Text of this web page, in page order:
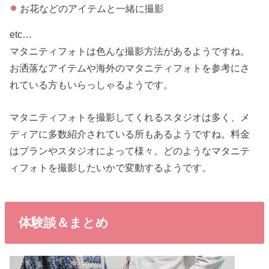
お花などのアイテムと一緒に撮影
etc…
マタニティフォトは色んな撮影方法があるようですね。
お洒落なアイテムや海外のマタニティフォトを参考にさ
れている方もいらっしゃるようです。
マタニティフォトを撮影してくれるスタジオは多く、メ
ディアに多数紹介されている所もあるようですね。料金
はプランやスタジオによって様々。どのようなマタニテ
ィフォトを撮影したいかで変動するようです。
体験談＆まとめ